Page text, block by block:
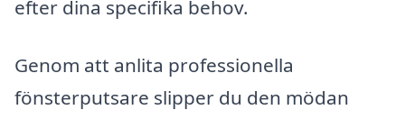
efter dina specifika behov.
Genom att anlita professionella
fönsterputsare slipper du den mödan